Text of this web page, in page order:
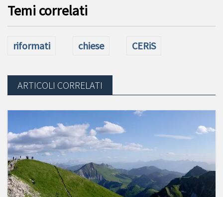
Temi correlati
riformati chiese CERiS
ARTICOLI CORRELATI